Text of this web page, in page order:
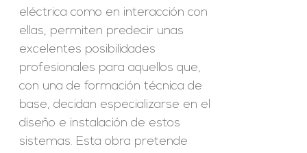
eléctrica como en interacción con
ellas, permiten predecir unas
excelentes posibilidades
profesionales para aquellos que,
con una de formación técnica de
base, decidan especializarse en el
diseño e instalación de estos
sistemas. Esta obra pretende